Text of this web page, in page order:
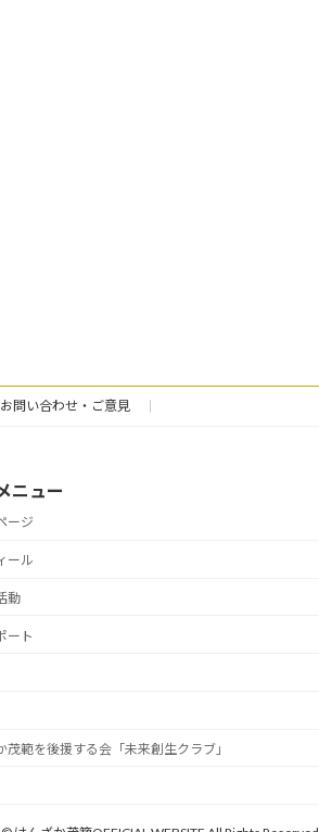
お問い合わせ・ご意見
ニュー
ージ
ール
動
ート
茂範を後援する会「未来創生クラブ」